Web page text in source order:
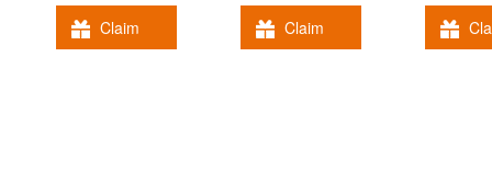
Claim
Claim